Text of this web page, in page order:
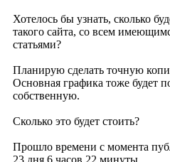
Хотелось бы узнать, сколько
такого сайта, со всем
статьями?
Планирую сделать точную
Основная графика тоже будет
собственную.
Сколько это будет стоить?
Прошло времени с момента
23 дня 6 часов 22 минуты